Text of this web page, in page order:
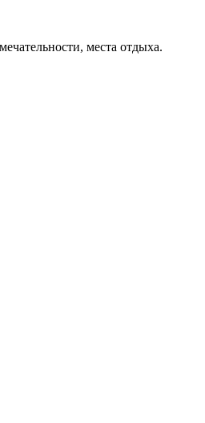
места отдыха.